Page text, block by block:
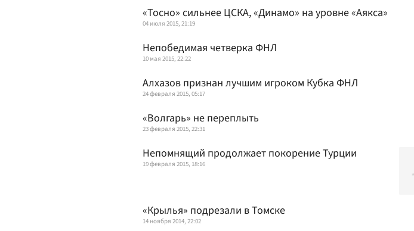
«Тосно» сильнее ЦСКА, «Динамо» на уровне «Аякса»
04 июля 2015, 21:19
Непобедимая четверка ФНЛ
10 мая 2015, 22:22
Алхазов признан лучшим игроком Кубка ФНЛ
24 февраля 2015, 05:17
«Волгарь» не переплыть
23 февраля 2015, 22:31
Непомнящий продолжает покорение Турции
19 февраля 2015, 18:16
«Крылья» подрезали в Томске
14 ноября 2014, 22:02